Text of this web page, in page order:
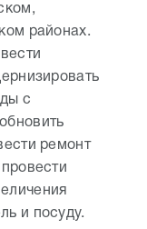
районах.
с
ремонт
и посуду.